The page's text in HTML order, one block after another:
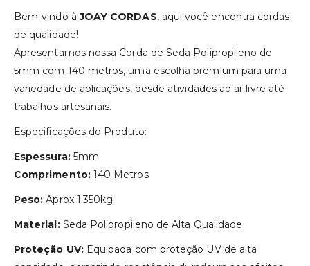
Bem-vindo àJOAY CORDAS, aqui você encontra cordas
de qualidade!
Apresentamos nossa Corda de Seda Polipropileno de
5mm com 140 metros, uma escolha premium para uma
variedade de aplicações, desde atividades ao ar livre até
trabalhos artesanais.
Especificações do Produto:
Espessura:5mm
Comprimento:140 Metros
Peso:Aprox 1.350kg
Material:Seda Polipropileno de Alta Qualidade
Proteção UV:Equipada com proteção UV de alta